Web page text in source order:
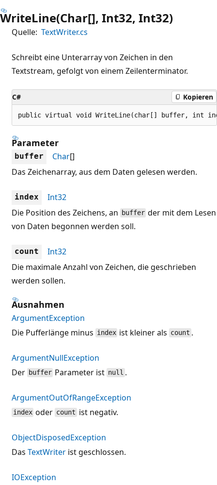
WriteLine(Char[], Int32, Int32)
Quelle: TextWriter.cs
Schreibt eine Unterarray von Zeichen in den
Textstream, gefolgt von einem Zeilenterminator.
C# Kopieren
public virtual void WriteLine(char[] buffer, int
Parameter
buffer Char[]
Das Zeichenarray, aus dem Daten gelesen werden.
index
Int32
Die Position des Zeichens, an
buffer der mit dem Lesen
von Daten begonnen werden soll.
count
Int32
Die maximale Anzahl von Zeichen, die geschrieben
werden sollen.
Ausnahmen
ArgumentException
Die Pufferlänge minus index ist kleiner als count .
ArgumentNullException
Der buffer Parameter ist null .
ArgumentOutOfRangeException
index oder count ist negativ.
ObjectDisposedException
Das TextWriter ist geschlossen.
IOException